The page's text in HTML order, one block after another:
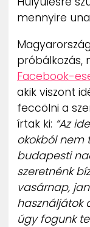
mennyire
próbálkozás,
Facebook-
akik viszont
feccölni a
írtak ki: “Az
okokból nem
budapesti
szeretnénk
vasárnap,
használjátok
úgy fogunk